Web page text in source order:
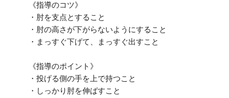
《指導のコツ》
・肘を支点とすること
・肘の高さが下がらないようにすること
・まっすぐ下げて、まっすぐ出すこと
《指導のポイント》
・投げる側の手を上で持つこと
・しっかり肘を伸ばすこと